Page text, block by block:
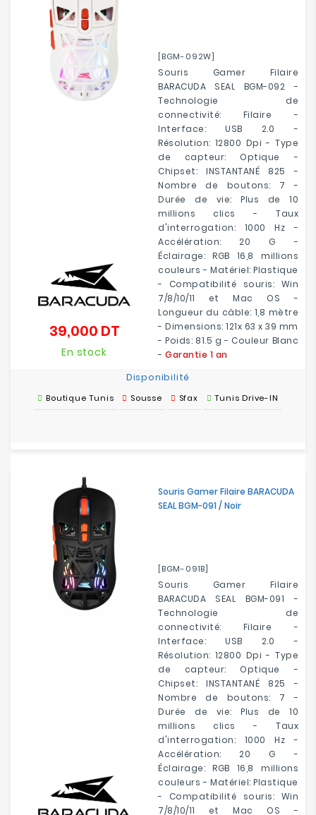
[BGM-092W]
Souris Gamer Filaire
BARACUDA SEAL BGM-092 -
Technologie de
connectivité: Filaire -
Interface: USB 2.0 -
Résolution: 12800 Dpi - Type
de capteur: Optique -
Chipset: INSTANTANÉ 825 -
Nombre de boutons: 7 -
Durée de vie: Plus de 10
millions clics - Taux
d'interrogation: 1000 Hz -
Accélération: 20 G -
Éclairage: RGB 16,8 millions
couleurs - Matériel: Plastique
- Compatibilité souris: Win
7/8/10/11 et Mac OS -
Longueur du câble: 1,8 mètre
- Dimensions: 121x 63 x 39 mm
- Poids: 81.5 g - Couleur Blanc
- Garantie 1 an
39,000 DTPrix
En stock
Disponibilité
Boutique Tunis Sousse Sfax Tunis Drive-IN
Souris Gamer Filaire BARACUDA
SEAL BGM-091 / Noir
[BGM-091B]
Souris Gamer Filaire
BARACUDA SEAL BGM-091 -
Technologie de
connectivité: Filaire -
Interface: USB 2.0 -
Résolution: 12800 Dpi - Type
de capteur: Optique -
Chipset: INSTANTANÉ 825 -
Nombre de boutons: 7 -
Durée de vie: Plus de 10
millions clics - Taux
d'interrogation: 1000 Hz -
Accélération: 20 G -
Éclairage: RGB 16,8 millions
couleurs - Matériel: Plastique
- Compatibilité souris: Win
7/8/10/11 et Mac OS -